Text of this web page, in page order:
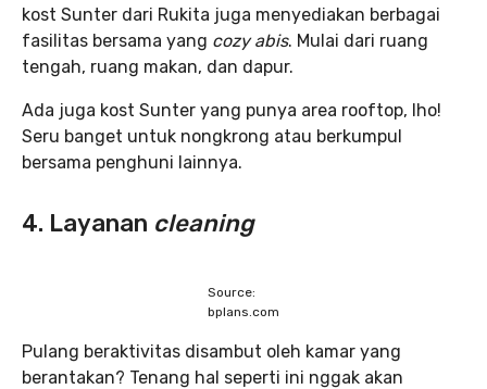
kost Sunter dari Rukita juga menyediakan berbagai
fasilitas bersama yang cozy abis. Mulai dari ruang
tengah, ruang makan, dan dapur.
Ada juga kost Sunter yang punya area rooftop, lho!
Seru banget untuk nongkrong atau berkumpul
bersama penghuni lainnya.
4. Layanan cleaning
Source:
bplans.com
Pulang beraktivitas disambut oleh kamar yang
berantakan? Tenang hal seperti ini nggak akan